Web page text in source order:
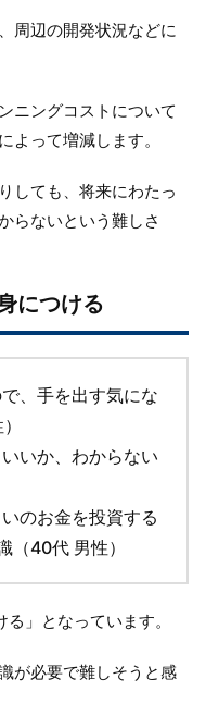
周辺の開発状況などに
ニングコストについて
よって増減します。
しても、将来にわたっ
らないという難しさ
につける
、手を出す気にな
いか、わからない
のお金を投資する
（40代 男性）
」となっています。
が必要で難しそうと感